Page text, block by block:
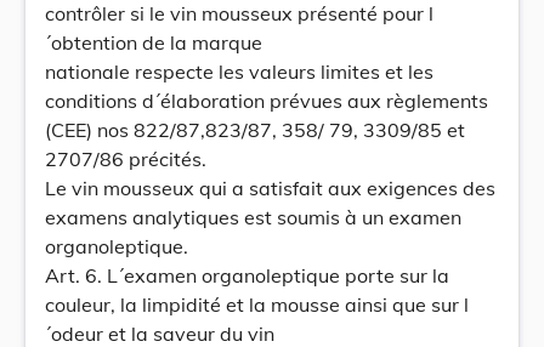
contrôler si le vin mousseux présenté pour l
´obtention de la marque
nationale respecte les valeurs limites et les
conditions d´élaboration prévues aux règlements
(CEE) nos 822/87,823/87, 358/ 79, 3309/85 et
2707/86 précités.
Le vin mousseux qui a satisfait aux exigences des
examens analytiques est soumis à un examen
organoleptique.
Art. 6. L´examen organoleptique porte sur la
couleur, la limpidité et la mousse ainsi que sur l
´odeur et la saveur du vin